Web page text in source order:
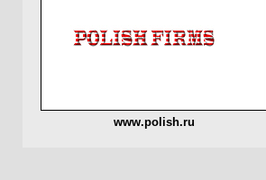
www.polish.ru